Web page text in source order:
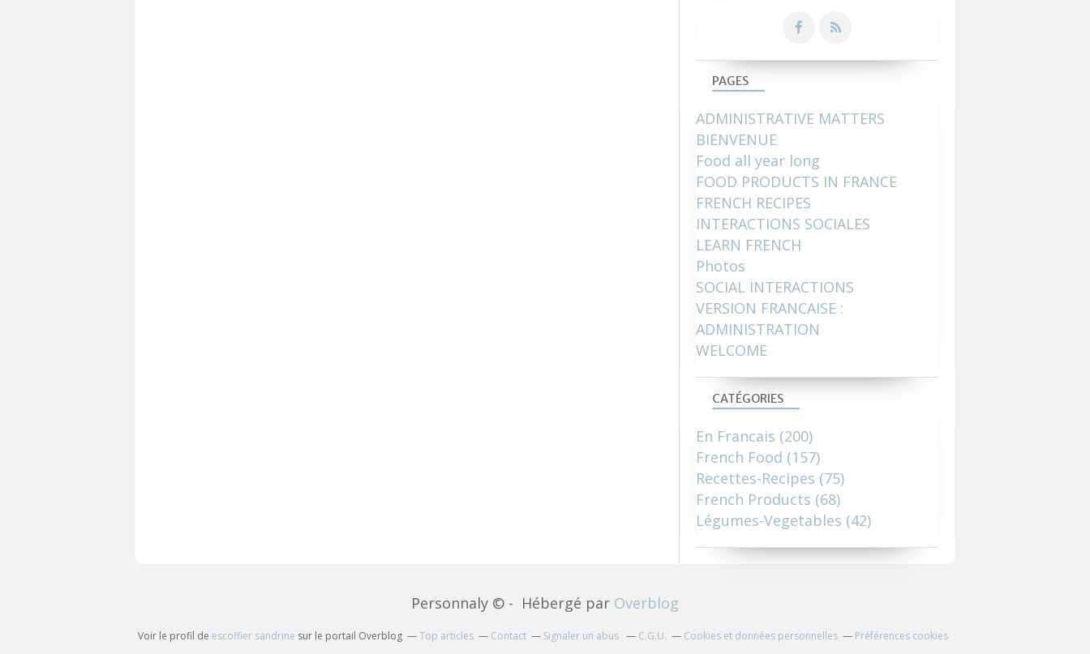
PAGES
ADMINISTRATIVE MATTERS
BIENVENUE
Food all year long
FOOD PRODUCTS IN FRANCE
FRENCH RECIPES
INTERACTIONS SOCIALES
LEARN FRENCH
Photos
SOCIAL INTERACTIONS
VERSION FRANCAISE :
ADMINISTRATION
WELCOME
CATÉGORIES
En Francais (200)
French Food (157)
Recettes-Recipes (75)
French Products (68)
Légumes-Vegetables (42)
Personnaly © - Hébergé par Overblog
Voir le profil de escoffier sandrine sur le portail Overblog Top articles Contact Signaler un abus C.G.U. Cookies et données personnelles Préférences cookies